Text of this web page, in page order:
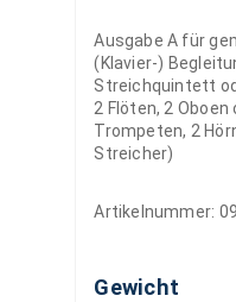
Ausgabe A für
(Klavier-)
Streichquintett
2 Flöten, 2
Trompeten, 2
Streicher)
Artikelnummer:
Gewicht